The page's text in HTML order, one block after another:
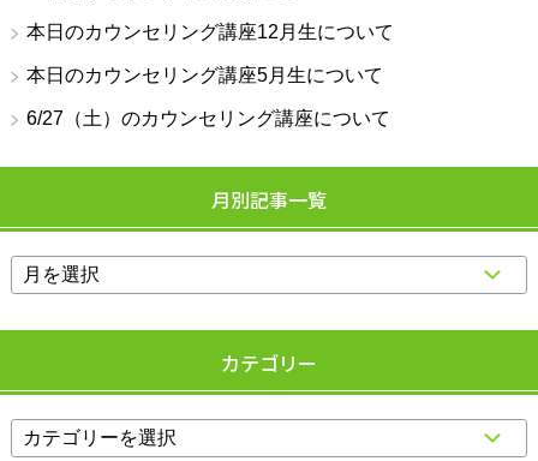
本日のカウンセリング講座12月生について
本日のカウンセリング講座5月生について
6/27（土）のカウンセリング講座について
月別記事一覧
カテゴリー